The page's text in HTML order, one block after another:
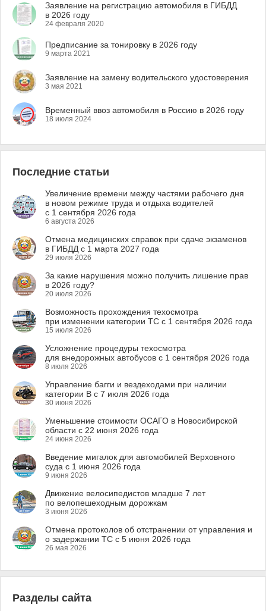
Заявление на регистрацию автомобиля в ГИБДД
в 2026 году
24 февраля 2020
Предписание за тонировку в 2026 году
9 марта 2021
Заявление на замену водительского удостоверения
3 мая 2021
Временный ввоз автомобиля в Россию в 2026 году
18 июля 2024
Последние статьи
Увеличение времени между частями рабочего дня
в новом режиме труда и отдыха водителей
с 1 сентября 2026 года
6 августа 2026
Отмена медицинских справок при сдаче экзаменов
в ГИБДД с 1 марта 2027 года
29 июля 2026
За какие нарушения можно получить лишение прав
в 2026 году?
20 июля 2026
Возможность прохождения техосмотра
при изменении категории ТС с 1 сентября 2026 года
15 июля 2026
Усложнение процедуры техосмотра
для внедорожных автобусов с 1 сентября 2026 года
8 июля 2026
Управление багги и вездеходами при наличии
категории B с 7 июля 2026 года
30 июня 2026
Уменьшение стоимости ОСАГО в Новосибирской
области с 22 июня 2026 года
24 июня 2026
Введение мигалок для автомобилей Верховного
суда с 1 июня 2026 года
9 июня 2026
Движение велосипедистов младше 7 лет
по велопешеходным дорожкам
3 июня 2026
Отмена протоколов об отстранении от управления и
о задержании ТС с 5 июня 2026 года
26 мая 2026
Разделы сайта